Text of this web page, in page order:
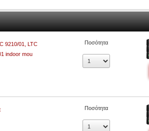
9210/01, LTC
indoor mou
Ποσότητα
Ποσότητα